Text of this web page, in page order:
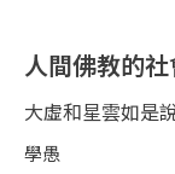
人間佛教的社
大虛和星雲如是
學愚